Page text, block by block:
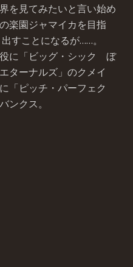
を見てみたいと言い始め
楽園ジャマイカを目指
すことになるが……。
に「ビッグ・シック ぼ
ターナルズ」のクメイ
「ピッチ・パーフェク
ンクス。